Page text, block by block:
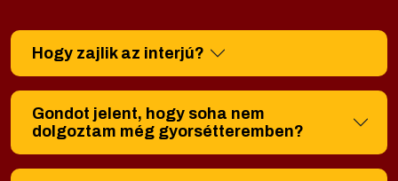
Hogy zajlik az interjú?
Gondot jelent, hogy soha nem
dolgoztam még gyorsétteremben?